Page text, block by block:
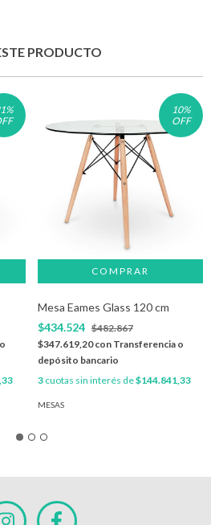
PRODUCTO
%
10%
OFF
Mesa Eames Glass 120 cm
$434.524 $482.867
$347.619,20con Transferencia o
depósito bancario
3cuotas sin interés de$144.841,33
MESAS